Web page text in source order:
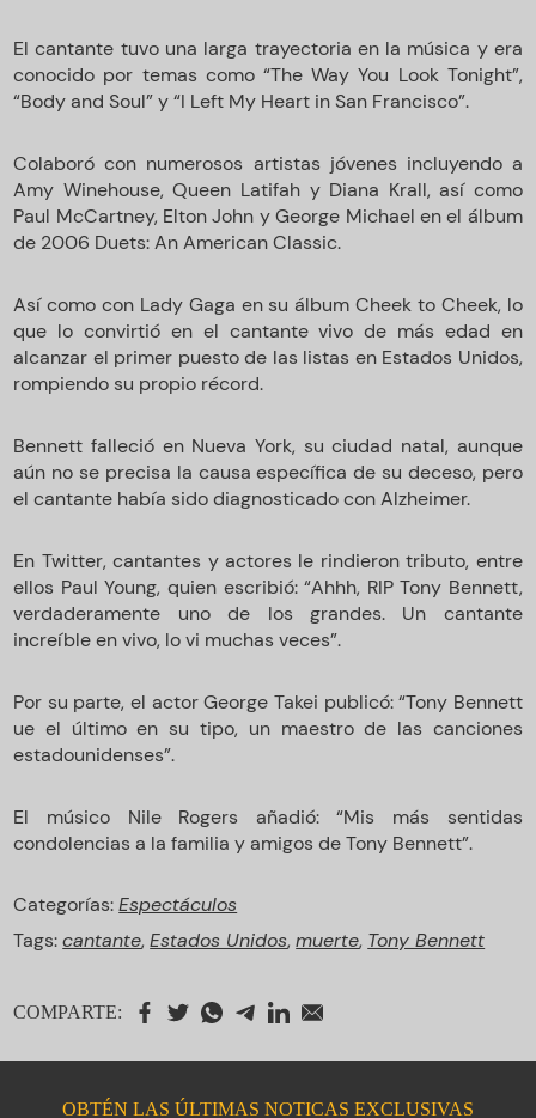
El cantante tuvo una larga trayectoria en la música y era
conocido por temas como “The Way You Look Tonight”,
“Body and Soul” y “I Left My Heart in San Francisco”.
Colaboró con numerosos artistas jóvenes incluyendo a
Amy Winehouse, Queen Latifah y Diana Krall, así como
Paul McCartney, Elton John y George Michael en el álbum
de 2006 Duets: An American Classic.
Así como con Lady Gaga en su álbum Cheek to Cheek, lo
que lo convirtió en el cantante vivo de más edad en
alcanzar el primer puesto de las listas en Estados Unidos,
rompiendo su propio récord.
Bennett falleció en Nueva York, su ciudad natal, aunque
aún no se precisa la causa específica de su deceso, pero
el cantante había sido diagnosticado con Alzheimer.
En Twitter, cantantes y actores le rindieron tributo, entre
ellos Paul Young, quien escribió: “Ahhh, RIP Tony Bennett,
verdaderamente uno de los grandes. Un cantante
increíble en vivo, lo vi muchas veces”.
Por su parte, el actor George Takei publicó: “Tony Bennett
ue el último en su tipo, un maestro de las canciones
estadounidenses”.
El músico Nile Rogers añadió: “Mis más sentidas
condolencias a la familia y amigos de Tony Bennett”.
Categorías:Espectáculos
Tags:cantante,Estados Unidos,muerte, Tony Bennett
COMPARTE:
OBTÉN LAS ÚLTIMAS NOTICAS EXCLUSIVAS